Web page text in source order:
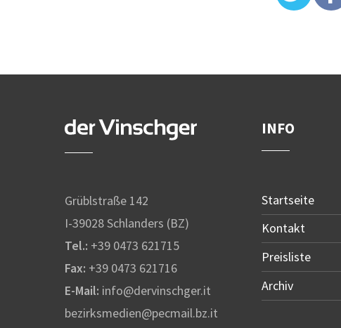
Grüblstraße 142
I-39028 Schlanders (BZ)
Tel.: +39 0473 621715
Fax: +39 0473 621716
E-Mail: info@dervinschger.it
bezirksmedien@pecmail.bz.it
INFO
Startseite
Kontakt
Preisliste
Archiv